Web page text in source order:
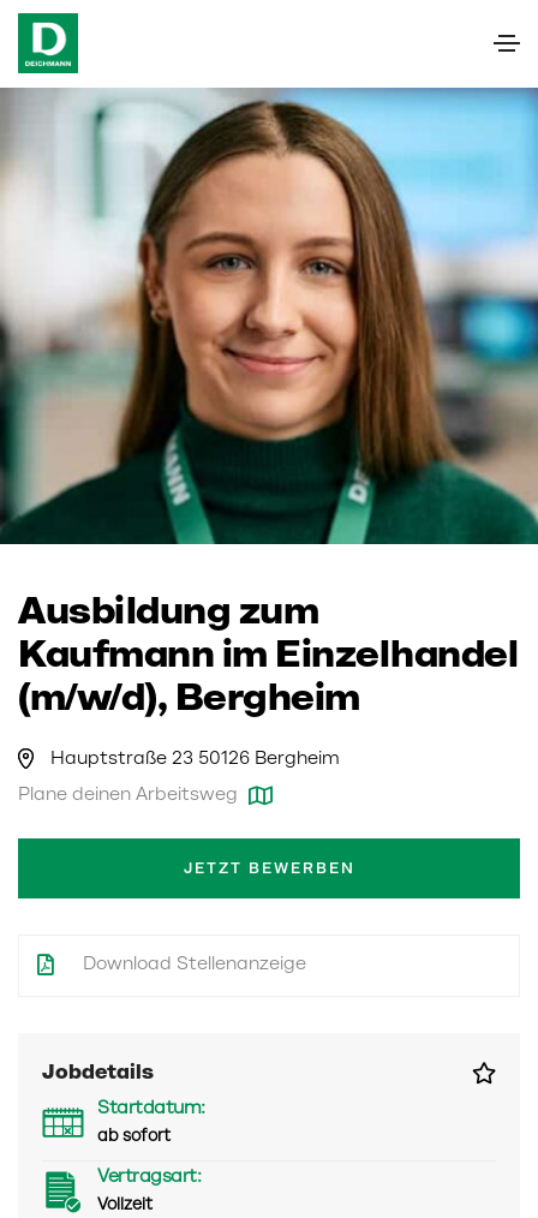
Ausbildung zum
Kaufmann im Einzelhandel
(m/w/d), Bergheim
Hauptstraße 23 50126 Bergheim
Plane deinen Arbeitsweg
JETZT BEWERBEN
Download Stellenanzeige
Jobdetails
Startdatum:
ab sofort
Vertragsart:
Vollzeit